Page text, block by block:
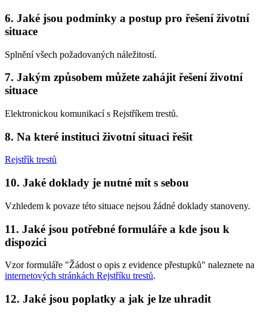
6. Jaké jsou podmínky a postup pro řešení životní
situace
Splnění všech požadovaných náležitostí.
7. Jakým způsobem můžete zahájit řešení životní
situace
Elektronickou komunikací s Rejstříkem trestů.
8. Na které instituci životní situaci řešit
Rejstřík trestů
10. Jaké doklady je nutné mít s sebou
Vzhledem k povaze této situace nejsou žádné doklady stanoveny.
11. Jaké jsou potřebné formuláře a kde jsou k
dispozici
Vzor formuláře "Žádost o opis z evidence přestupků" naleznete na
internetových stránkách Rejstříku trestů.
12. Jaké jsou poplatky a jak je lze uhradit